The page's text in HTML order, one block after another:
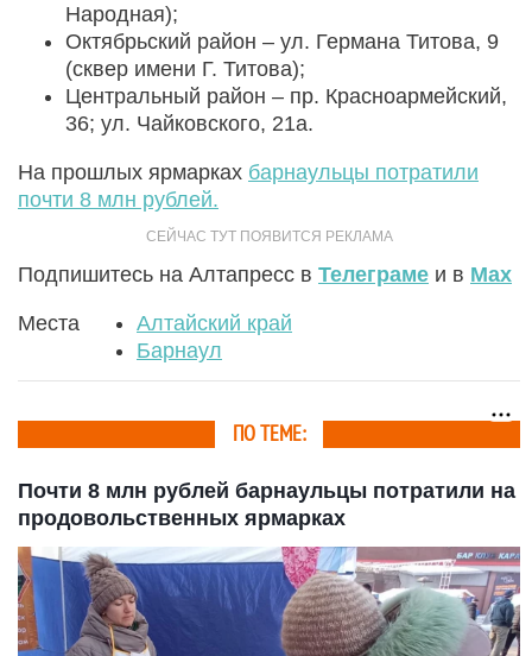
Народная);
Октябрьский район – ул. Германа Титова, 9
(сквер имени Г. Титова);
Центральный район – пр. Красноармейский,
36; ул. Чайковского, 21а.
На прошлых ярмарках барнаульцы потратили
почти 8 млн рублей.
Подпишитесь на Алтапресс в Телеграме и в Max
Места
Алтайский край
Барнаул
ПО ТЕМЕ:
Почти 8 млн рублей барнаульцы потратили на
продовольственных ярмарках